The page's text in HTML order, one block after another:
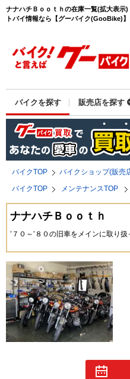
ナナハチＢｏｏｔｈの在庫一覧(拡大表示
トバイ情報なら【グーバイク(GooBike)】
バイクを探す 販売店を探す
バイクTOP バイクショップ(販売
バイクTOP
メンテナンスTOP
ナナハチＢｏｏｔｈ
’７０～’８０の旧車をメインに取り